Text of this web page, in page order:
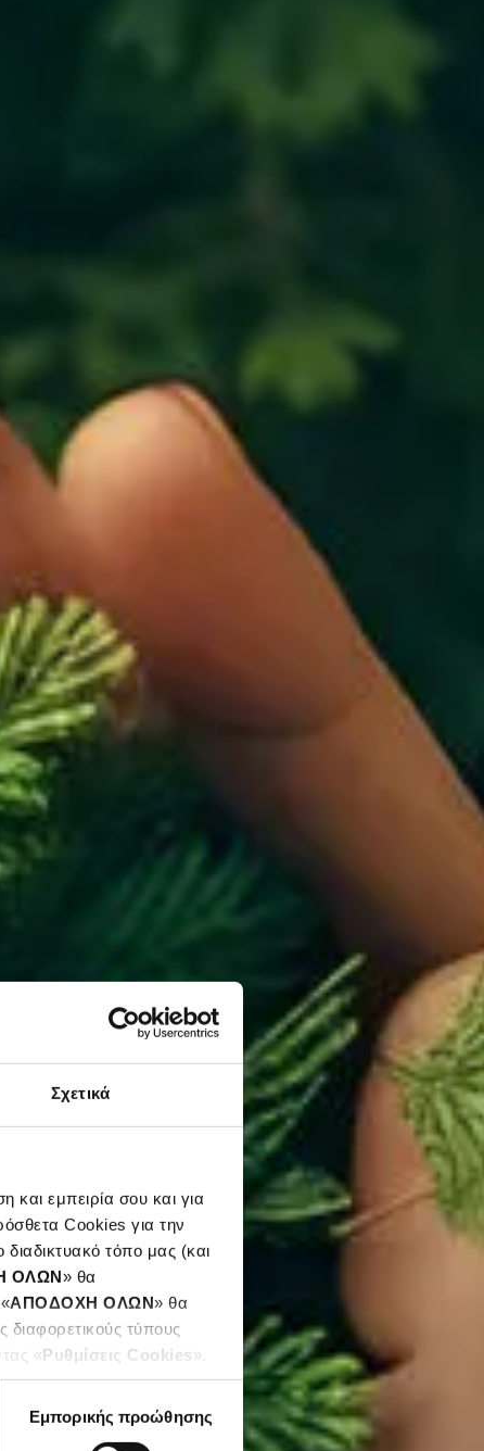
Σχετικά
και εμπειρία σου και για
Cookies για την
τόπο μας (και
ΟΛΩΝ» θα
ΑΠΟΔΟΧΗ ΟΛΩΝ» θα
διαφορετικούς τύπους
«Ρυθμίσεις Cookies».
Εμπορικής προώθησης